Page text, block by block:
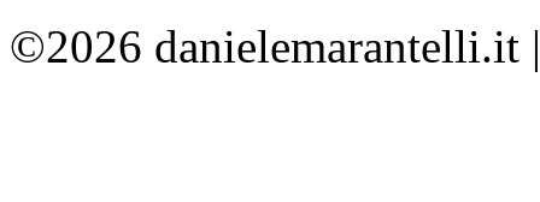
©2026 danielemarantelli.it